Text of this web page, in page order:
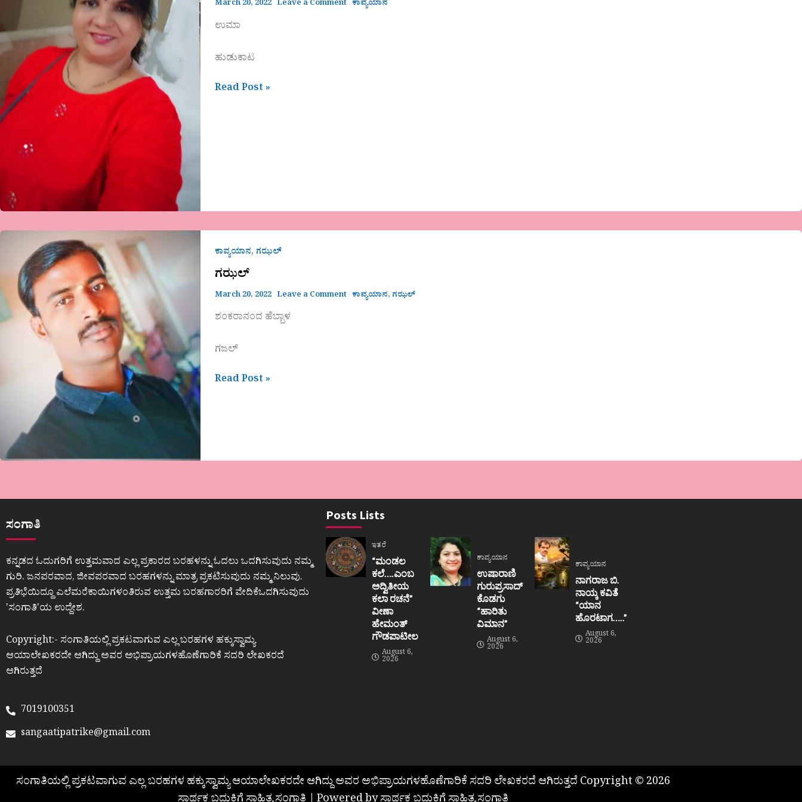
March 20, 2022 Leave a Comment ಕಾವ್ಯಯಾನ
ಉಮಾ
ಹುಡುಕಾಟ
Read Post »
ಕಾವ್ಯಯಾನ, ಗಝಲ್
ಗಝಲ್
March 20, 2022 Leave a Comment ಕಾವ್ಯಯಾನ, ಗಝಲ್
ಶಂಕರಾನಂದ ಹೆಬ್ಬಾಳ
ಗಜಲ್
Read Post »
ಸಂಗಾತಿ
ಕನ್ನಡದ ಓದುಗರಿಗೆ ಉತ್ತಮವಾದ ಎಲ್ಲ ಪ್ರಕಾರದ ಬರಹಳನ್ನು ಓದಲು ಒದಗಿಸುವುದು ನಮ್ಮ
ಗುರಿ. ಜನಪರವಾದ, ಜೀವಪರವಾದ ಬರಹಗಳನ್ನು ಮಾತ್ರ ಪ್ರಕಟಿಸುವುದು ನಮ್ಮ ನಿಲುವು.
ಪ್ರತಿಭೆಯಿದ್ದೂ ಎಲೆಮರೆಕಾಯಿಗಳಂತಿರುವ ಉತ್ತಮ ಬರಹಗಾರರಿಗೆ ವೇದಿಕೆಒದಗಿಸುವುದು
ʼಸಂಗಾತಿʼಯ ಉದ್ದೇಶ.
Copyright:- ಸಂಗಾತಿಯಲ್ಲಿ ಪ್ರಕಟವಾಗುವ ಎಲ್ಲ ಬರಹಗಳ ಹಕ್ಕುಸ್ವಾಮ್ಯ
ಆಯಾಲೇಖಕರದೇ ಆಗಿದ್ದು ಅವರ ಅಭಿಪ್ರಾಯಗಳಹೊಣೆಗಾರಿಕೆ ಸದರಿ ಲೇಖಕರದೆ
ಆಗಿರುತ್ತದೆ
7019100351
sangaatipatrike@gmail.com
Posts Lists
ಇತರೆ
“ಮಂಡಲ
ಕಲೆ….ಎಂಬ
ಅದ್ವಿತೀಯ
ಕಲಾ ರಚನೆ”‌
ವೀಣಾ
ಹೇಮಂತ್‌
ಗೌಡಪಾಟೀಲ
August 6,
2026
ಕಾವ್ಯಯಾನ
ಉಷಾರಾಣಿ
ಗುರುಪ್ರಸಾದ್
ಕೊಡಗು
“ಹಾರಿತು
ವಿಮಾನ”
August 6,
2026
ಕಾವ್ಯಯಾನ
ನಾಗರಾಜ ಬಿ.
ನಾಯ್ಕ ಕವಿತೆ
“ಯಾನ
ಹೊರಟಾಗ…..”
August 6,
2026
ಸಂಗಾತಿಯಲ್ಲಿ ಪ್ರಕಟವಾಗುವ ಎಲ್ಲ ಬರಹಗಳ ಹಕ್ಕುಸ್ವಾಮ್ಯ ಆಯಾಲೇಖಕರದೇ ಆಗಿದ್ದು ಅವರ ಅಭಿಪ್ರಾಯಗಳಹೊಣೆಗಾರಿಕೆ ಸದರಿ ಲೇಖಕರದೆ ಆಗಿರುತ್ತದೆ Copyright © 2026